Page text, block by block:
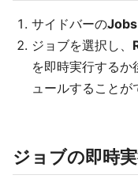
サイドバーのJobs
ジョブを選択し、
を即時実行する
ュールすることが
ジョブの即時